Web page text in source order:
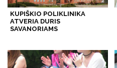
KUPIŠKIO POLIKLINIKA
ATVERIA DURIS
SAVANORIAMS